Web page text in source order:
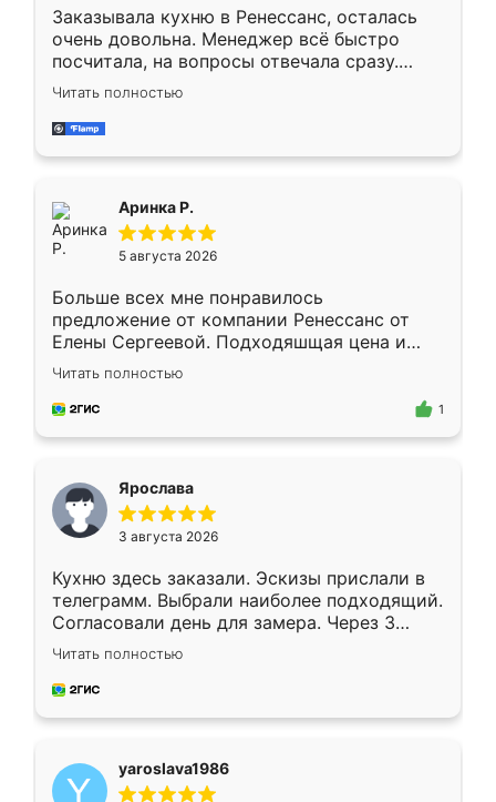
Заказывала кухню в Ренессанс, осталась
очень довольна. Менеджер всё быстро
посчитала, на вопросы отвечала сразу.
Замерщик приехал в субботу, подошёл к
делу со всей ответственностью. Собрали
за день, ребята работали аккуратно, даже
Читать полностью
Аринка Р.
5 августа 2026
Больше всех мне понравилось
предложение от компании Ренессанс от
Елены Сергеевой. Подходяшщая цена и
короткие сроки изготовления. Приехавший
для замера сотрудник Владислав
предложил по моему эскизу самый
Читать полностью
1
Ярослава
3 августа 2026
Кухню здесь заказали. Эскизы прислали в
телеграмм. Выбрали наиболее подходящий.
Согласовали день для замера. Через 3
недели кухня была уже готова. Остались
довольны работой. Спасибо Ренессанс
мебель за качественную работу!
Читать полностью
yaroslava1986